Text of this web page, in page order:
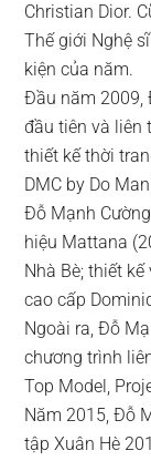
Christian Dior.
Thế giới Nghệ
kiện của năm.
Đầu năm 2009,
đầu tiên và liên
thiết kế thời
DMC by Do
Đỗ Mạnh
hiệu Mattana
Nhà Bè; thiết
cao cấp
Ngoài ra, Đỗ
chương trình
Top Model,
Năm 2015, Đỗ
tập Xuân Hè